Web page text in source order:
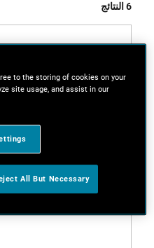
6 النتائج
to the storing of cookies on your
site usage, and assist in our
All But Necessary